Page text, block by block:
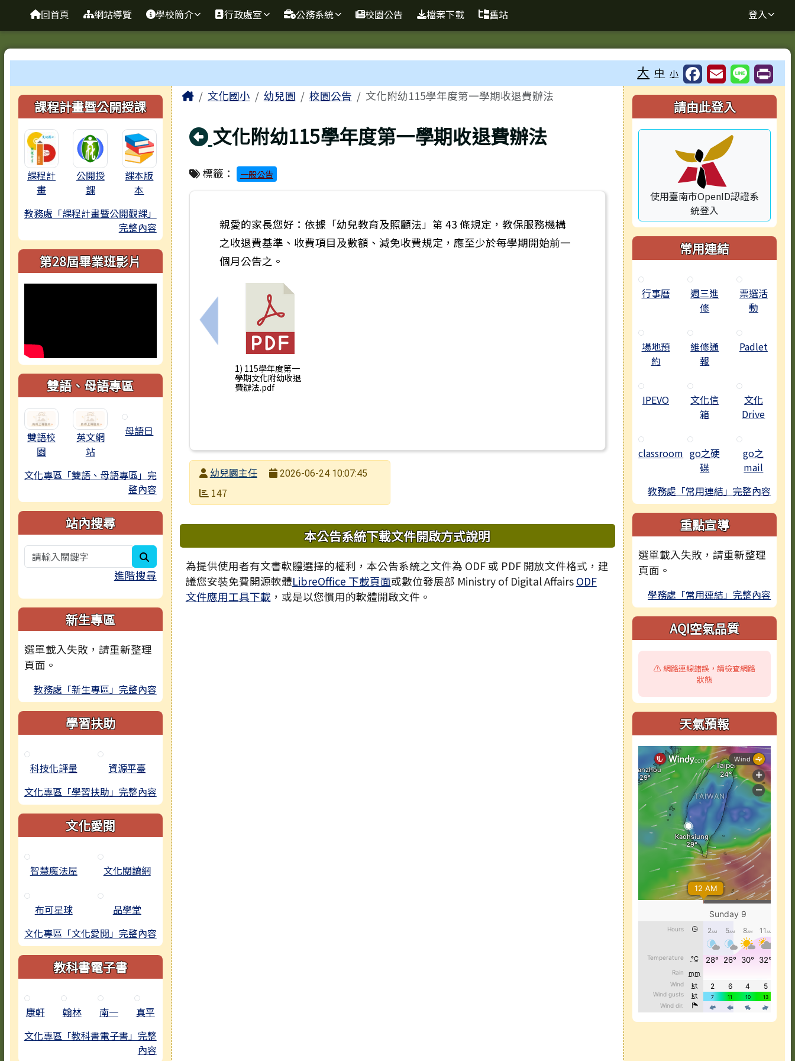
跳至主內容區
臺南市歸仁區文化國小全球資訊站
導覽列
回首頁 網站導覽 學校簡介 行政處室 公務系統 校園公告 檔案下載 舊站 登入
⏸
大 中 小
左邊區域內容
課程計畫暨公開授課
課程計
畫
公開授
課
課本版
本
教務處「課程計畫暨公開觀課」
完整內容
第28屆畢業班影片
雙語、母語專區
雙語校
園
英文網
站
母語日
文化專區「雙語、母語專區」完
整內容
站內搜尋
search
進階搜尋
新生專區
選單載入失敗，請重新整理
頁面。
教務處「新生專區」完整內容
學習扶助
科技化評量
資源平臺
文化專區「學習扶助」完整內容
文化愛閱
智慧魔法屋 文化閱讀網
布可星球
品學堂
文化專區「文化愛閱」完整內容
教科書電子書
康軒 翰林 南一
真平
文化專區「教科書電子書」完整
內容
主內容區域
Home文化國小 幼兒園 校園公告 文化附幼115學年度第一學期收退費辦法
回上頁
文化附幼115學年度第一學期收退費辦法
標籤： 一般公告
上一筆：臺南市歸仁區文化國小附設幼兒園 115 學年度一般長期代理教師甄選錄取名單
親愛的家長您好：依據「幼兒教育及照顧法」第 43 條規定，教保服務機構
之收退費基準、收費項目及數額、減免收費規定，應至少於每學期開始前一
個月公告之。
1) 115學年度第一
學期文化附幼收退
費辦法.pdf
發布者幼兒園主任
發布日期
2026-06-24 10:07:45
瀏覽次數
147
下中區域內容 本公告系統下載文件開啟方式說明
為提供使用者有文書軟體選擇的權利，本公告系統之文件為 ODF 或 PDF 開放文件格式，建
議您安裝免費開源軟體LibreOffice 下載頁面或數位發展部 Ministry of Digital Affairs ODF
文件應用工具下載 ，或是以您慣用的軟體開啟文件。
右邊區域內容
請由此登入
使用臺南市OpenID認證系
統登入
常用連結
行事曆
週三進
修
票選活
動
場地預
約
維修通
報
Padlet
IPEVO
文化信
箱
文化
Drive
classroom go之硬
碟
go之
mail
教務處「常用連結」完整內容
重點宣導
選單載入失敗，請重新整理
頁面。
學務處「常用連結」完整內容
AQI空氣品質
⚠️ 網路連線錯誤，請檢查網路
狀態
天氣預報
頁尾區域